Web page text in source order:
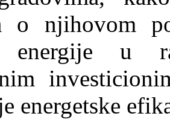
o njihovom
energije u
energetske